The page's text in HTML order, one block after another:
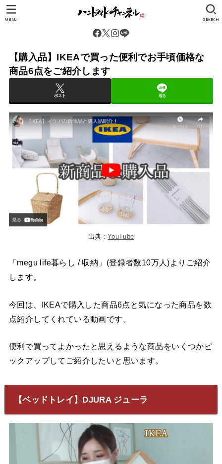
SEARCH
MENU
【購入品】IKEAで買った便利でお手頃価格な
商品6点をご紹介します
ポスト 送る
出典 :YouTube
「megu life暮らし / 収納」(登録者数10万人)よりご紹介
します。
今回は、IKEAで購入した商品6点と気になった商品を数
点紹介してくれている動画です。
便利で買ってよかったと思えるような商品をいくつかピ
ックアップしてご紹介したいと思います。
【ベッドトレイ】DJURA ジューラ